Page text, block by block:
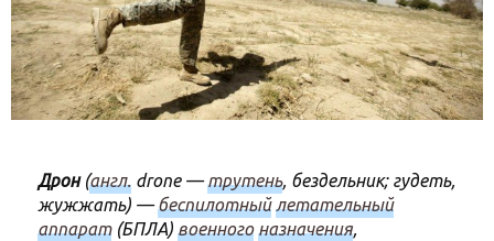
Дрон(англ. drone—трутень, бездельник; гудеть,
жужжать) —беспилотный летательный
аппарат(БПЛА) военного назначения,